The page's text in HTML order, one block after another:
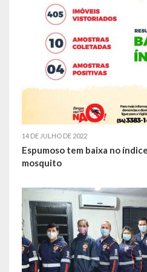
Balanço Anual
Parecer Prévio TCE
Prestação de Contas
Editais de Licitações (2014-2024)
Acesso à Informação
Portal da Transparência
SIC -Serviço de Informação do
Folha de Pagamento
Demonstrativo de Receitas e
Contratos e Aditivos
14 DE JULHO DE 2022
Espumoso tem baixa no
mosquito